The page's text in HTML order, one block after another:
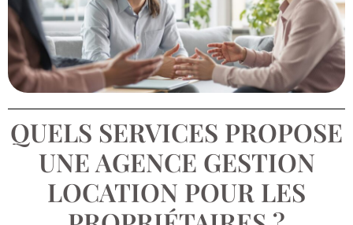
QUELS SERVICES PROPOSE
UNE AGENCE GESTION
LOCATION POUR LES